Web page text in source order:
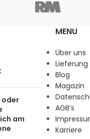
oder
am
MENU
Über uns
Lieferung
Blog
Magazin
AGB’s
Karriere